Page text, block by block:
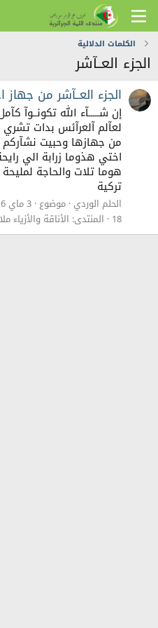
الكلمات الدلالية
الجزء العــآشر
الجزء العــآشر من جهاز
إن شـــــآء الله تكونــوآ
لعآلم آلعرآئس بدات
من جهازها وحبيت نشآركم
اختي هذوما زرابة الي
هوما تلات والحاجة
تركية
الحلم الوردي موضوع 3 ماي 2016
18 المنتدى: الأناقة